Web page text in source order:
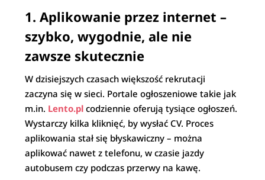
1.Aplikowanie przez internet –
szybko, wygodnie, ale nie
zawsze skutecznie
W dzisiejszych czasach większość rekrutacji
zaczyna się w sieci. Portale ogłoszeniowe takie jak
m.in. Lento.pl codziennie oferują tysiące ogłoszeń.
Wystarczy kilka kliknięć, by wysłać CV. Proces
aplikowania stał się błyskawiczny – można
aplikować nawet z telefonu, w czasie jazdy
autobusem czy podczas przerwy na kawę.